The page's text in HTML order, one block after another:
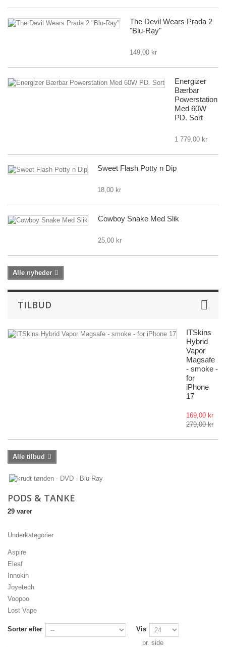
The Devil Wears Prada 2
"Blu-Ray"
149,00 kr
Energizer
Bærbar
Powerstation
Med 60W
PD. Sort
1 779,00 kr
Sweet Flash Potty n Dip
18,00 kr
Cowboy Snake Med Slik
25,00 kr
Alle nyheder
TILBUD
ITSkins
Hybrid
Vapor
Magsafe
- smoke -
for
iPhone
17
169,00 kr
279,00 kr
Alle tilbud
PODS & TANKE
29 varer
Underkategorier
Aspire
Eleaf
Innokin
Joyetech
Voopoo
Lost Vape
Sorter efter
Vis
pr. side